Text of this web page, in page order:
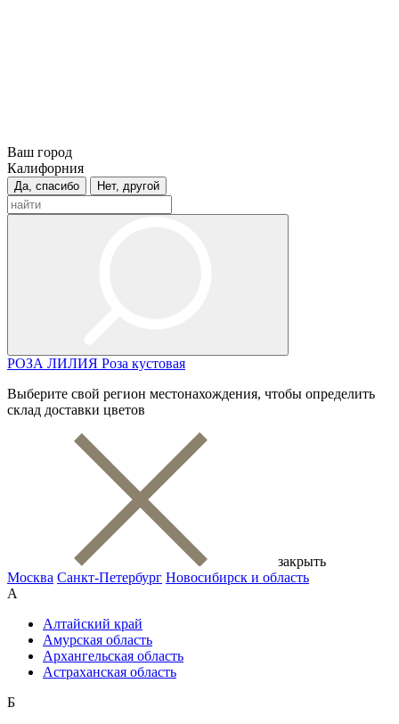
Ваш город
Калифорния
Да, спасибо Нет, другой
РОЗА ЛИЛИЯ Роза кустовая
Выберите свой регион местонахождения, чтобы определить
склад доставки цветов
закрыть
Москва Санкт-Петербург Новосибирск и область
А
Алтайский край
Амурская область
Архангельская область
Астраханская область
Б